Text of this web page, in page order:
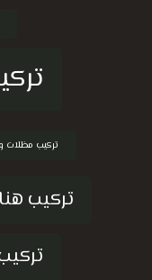
تركيب مظلات
تركيب